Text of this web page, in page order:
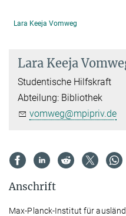
Lara Keeja Vomweg
Lara Keeja
Studentische Hilfskraft
Abteilung: Bibliothek
vomweg@mpipriv.de
Anschrift
Max-Planck-Institut für